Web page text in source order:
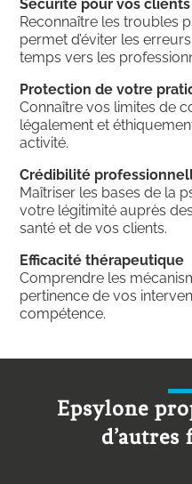
Sécurité pour vos clients
Reconnaître les troubles
permet d’éviter les
temps vers les
Protection de votre
Connaître vos limites de
légalement et
activité.
Crédibilité
Maîtriser les bases de la
votre légitimité auprès
santé et de vos clients.
Efficacité thérapeutique
Comprendre les
pertinence de vos
compétence.
Epsylone